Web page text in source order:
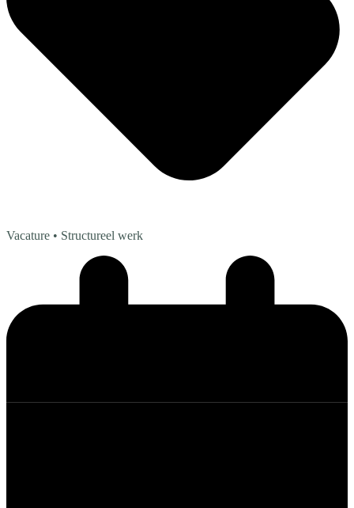
Vacature • Structureel werk